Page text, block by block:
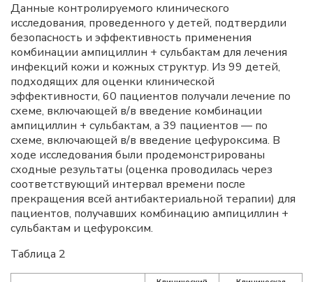
Данные контролируемого клинического
исследования, проведенного у детей, подтвердили
безопасность и эффективность применения
комбинации ампициллин + сульбактам для лечения
инфекций кожи и кожных структур. Из 99 детей,
подходящих для оценки клинической
эффективности, 60 пациентов получали лечение по
схеме, включающей в/в введение комбинации
ампициллин + сульбактам, а 39 пациентов — по
схеме, включающей в/в введение цефуроксима. В
ходе исследования были продемонстрированы
сходные результаты (оценка проводилась через
соответствующий интервал времени после
прекращения всей антибактериальной терапии) для
пациентов, получавших комбинацию ампициллин +
сульбактам и цефуроксим.
Таблица 2